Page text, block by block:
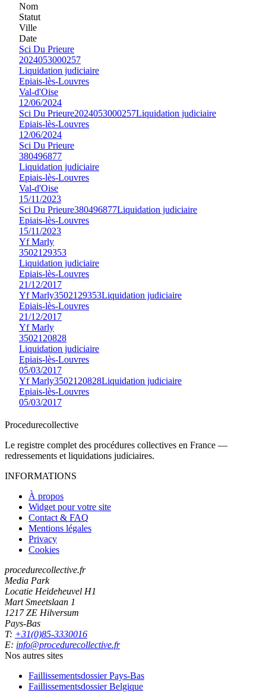
Nom
Statut
Ville
Date
Sci Du Prieure
2024053000257
Liquidation judiciaire
Epiais-lès-Louvres
Val-d'Oise
12/06/2024
Sci Du Prieure2024053000257Liquidation judiciaire
Epiais-lès-Louvres
12/06/2024
Sci Du Prieure
380496877
Liquidation judiciaire
Epiais-lès-Louvres
Val-d'Oise
15/11/2023
Sci Du Prieure380496877Liquidation judiciaire
Epiais-lès-Louvres
15/11/2023
Yf Marly
3502129353
Liquidation judiciaire
Epiais-lès-Louvres
21/12/2017
Yf Marly3502129353Liquidation judiciaire
Epiais-lès-Louvres
21/12/2017
Yf Marly
3502120828
Liquidation judiciaire
Epiais-lès-Louvres
05/03/2017
Yf Marly3502120828Liquidation judiciaire
Epiais-lès-Louvres
05/03/2017
Procedurecollective
Le registre complet des procédures collectives en France —
redressements et liquidations judiciaires.
INFORMATIONS
À propos
Widget pour votre site
Contact & FAQ
Mentions légales
Privacy
Cookies
procedurecollective.fr
Media Park
Locatie Heideheuvel H1
Mart Smeetslaan 1
1217 ZE Hilversum
Pays-Bas
T: +31(0)85-3330016
E: info@procedurecollective.fr
Nos autres sites
Faillissementsdossier Pays-Bas
Faillissementsdossier Belgique